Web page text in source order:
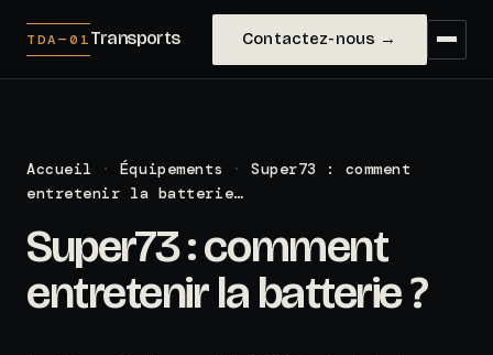
TDA—01Transports Contactez-nous →
Accueil · Équipements ·
Super73 : comment
entretenir la batterie…
Super73 : comment
entretenir la batterie ?